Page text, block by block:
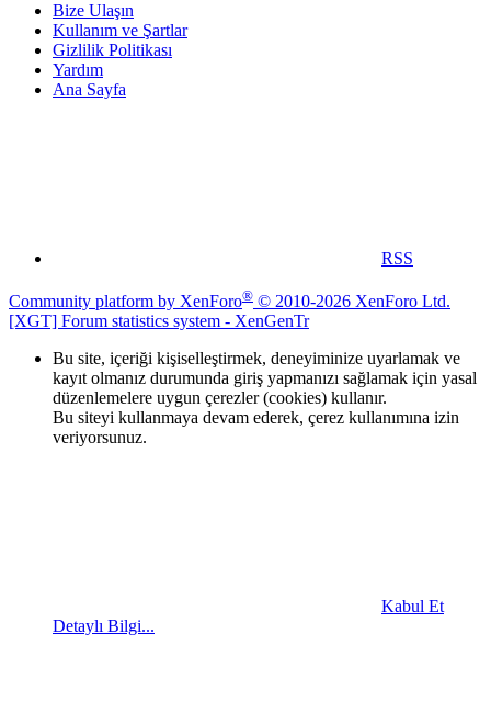
Bize Ulaşın
Kullanım ve Şartlar
Gizlilik Politikası
Yardım
Ana Sayfa
RSS
Community platform by XenForo® © 2010-2026 XenForo Ltd.
[XGT] Forum statistics system - XenGenTr
Bu site, içeriği kişiselleştirmek, deneyiminize uyarlamak ve
kayıt olmanız durumunda giriş yapmanızı sağlamak için yasal
düzenlemelere uygun çerezler (cookies) kullanır.
Bu siteyi kullanmaya devam ederek, çerez kullanımına izin
veriyorsunuz.
Kabul Et
Detaylı Bilgi...